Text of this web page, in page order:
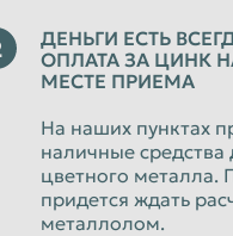
ДЕНЬГИ ЕСТЬ
ОПЛАТА ЗА ЦИНК
МЕСТЕ ПРИЕМА
На наших пунктах
наличные средства
цветного металла.
придется ждать
металлолом.